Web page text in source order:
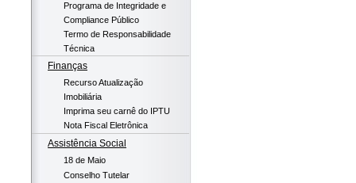
Programa de Integridade e
Compliance Público
Termo de Responsabilidade
Técnica
Finanças
Recurso Atualização
Imobiliária
Imprima seu carnê do IPTU
Nota Fiscal Eletrônica
Assistência Social
18 de Maio
Conselho Tutelar